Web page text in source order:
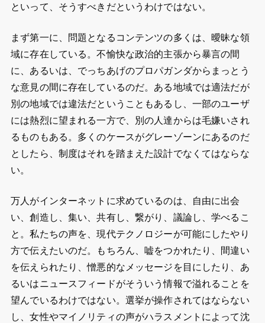
といって、そうすべきだというわけではない。
まず第一に、問題となるコンテンツの多くは、曖昧な領
域に存在している。不愉快な政治的主張から暴言の間
に、あるいは、でっちあげのプロパガンダからまっとう
な意見の間に存在しているのだ。ある地域では適法だが
別の地域では違法だということもあるし、一部のユーザ
には熱烈に望まれる一方で、別の人達からは毛嫌いされ
るものもある。多くのケースがグレーゾーンにあるのだ
としたら、制度はそれを踏まえた設計でなくてはならな
い。
万人がインターネットに求めているのは、自由に出会
い、創造し、集い、共有し、繋がり、議論し、学べるこ
と。私たちの声を、現代テクノロジーが可能にしたやり
方で伝えたいのだ。もちろん、嘘をつかれたり、間違い
を伝えられたり、憎悪的なメッセージを目にしたり、あ
るいはニュースフィードがそういう情報で溢れることを
望んでいるわけではない。選挙が操作されてはならない
し、女性やマイノリティの声がハラスメントによって沈